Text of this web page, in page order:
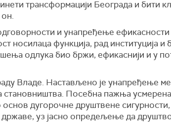
трансформацији Београда и бити
и унапређење ефикасности
носилаца функција, рад институција и
одлука био бржи, ефикаснији и у
Владе. Настављено је унапређење
Посебна пажња усмерена
дугорочне друштвене
уз јасно опредељење да